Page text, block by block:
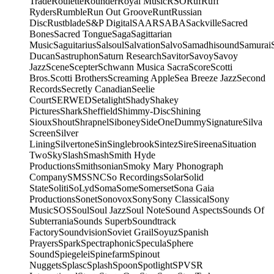
RydersRumbleRun Out GrooveRuntRussian
DiscRustbladeS&P DigitalSAARSABASackvilleSacred
BonesSacred TongueSagaSagittarian
MusicSaguitariusSalsoulSalvationSalvoSamadhisoundSamurai
DucanSastruphonSaturn ResearchSavitorSavoySavoy
JazzSceneScepterSchwann Musica SacraScoreScotti
Bros.Scotti BrothersScreaming AppleSea Breeze JazzSecond
RecordsSecretly CanadianSeelie
CourtSERWEDSetalightShadyShakey
PicturesSharkSheffieldShimmy-DiscShining
SiouxShoutShrapnelSiboneySideOneDummySignatureSilva
ScreenSilver
LiningSilvertoneSinSinglebrookSintezSireSireenaSituation
TwoSkySlashSmashSmith Hyde
ProductionsSmithsonianSmoky Mary Phonograph
CompanySMSSNCSo RecordingsSolarSolid
StateSolitiSoLydSomaSomeSomersetSona Gaia
ProductionsSonetSonovoxSonySony ClassicalSony
MusicSOSSoulSoul JazzSoul NoteSound AspectsSounds Of
SubterraniaSounds SuperbSoundtrack
FactorySoundvisionSoviet GrailSoyuzSpanish
PrayersSparkSpectraphonicSpeculaSphere
SoundSpiegeleiSpinefarmSpinout
NuggetsSplascSplashSpoonSpotlightSPVSR